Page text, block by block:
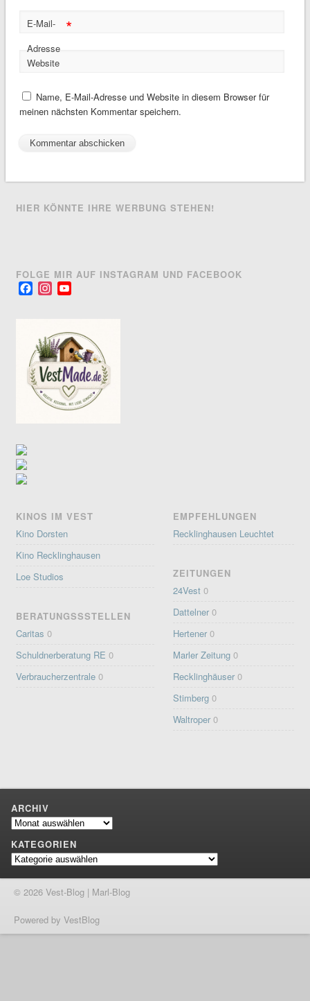
E-Mail-
Adresse
*
Website
Name, E-Mail-Adresse und Website in diesem Browser für
meinen nächsten Kommentar speichern.
HIER KÖNNTE IHRE WERBUNG STEHEN!
FOLGE MIR AUF INSTAGRAM UND FACEBOOK
FacebookInstagram
KINOS IM VEST
Kino Dorsten
Kino Recklinghausen
Loe Studios
BERATUNGSSSTELLEN
Caritas 0
Schuldnerberatung RE 0
Verbraucherzentrale 0
EMPFEHLUNGEN
Recklinghausen Leuchtet
ZEITUNGEN
24Vest 0
Dattelner 0
Hertener 0
Marler Zeitung 0
Recklinghäuser 0
Stimberg 0
Waltroper 0
ARCHIV
Archiv
KATEGORIEN
Kategorien
© 2026 Vest-Blog | Marl-Blog
Powered by VestBlog